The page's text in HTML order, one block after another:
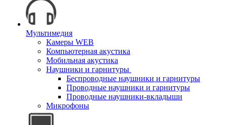
Мультимедия
Камеры WEB
Компьютерная акустика
Мобильная акустика
Наушники и гарнитуры
Беспроводные наушники и гарнитуры
Проводные наушники и гарнитуры
Проводные наушники-вкладыши
Микрофоны